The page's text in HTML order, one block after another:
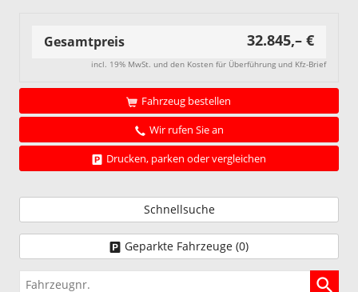
Gesamtpreis 32.845,– €
incl. 19% MwSt. und den Kosten für Überführung und Kfz-Brief
Fahrzeug bestellen
Wir rufen Sie an
Drucken, parken oder vergleichen
Schnellsuche
Geparkte Fahrzeuge (0)
Fahrzeugnr.